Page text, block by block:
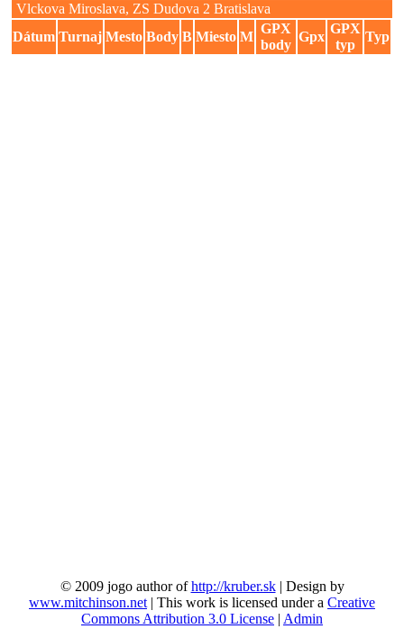
Vlckova Miroslava, ZS Dudova 2 Bratislava
Dátum Turnaj Mesto Body B Miesto M
GPX
body
Gpx
GPX
typ
Typ
© 2009 jogo author ofhttp://kruber.sk| Design by
www.mitchinson.net | This work is licensed under a Creative
Commons Attribution 3.0 License | Admin